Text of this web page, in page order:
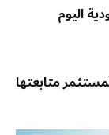
اليوم
متابعتها